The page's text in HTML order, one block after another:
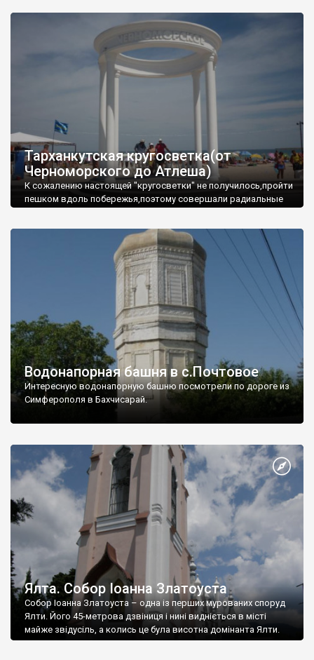
Тарханкутская кругосветка(от
Черноморского до Атлеша)
К сожалению настоящей "кругосветки" не получилось,пройти
пешком вдоль побережья,поэтому совершали радиальные
Водонапорная башня в с.Почтовое
Интересную водонапорную башню посмотрели по дороге из
Симферополя в Бахчисарай.
Ялта. Собор Іоанна Златоуста
Собор Іоанна Златоуста – одна із перших мурованих споруд
Ялти. Його 45-метрова дзвіниця і нині видніється в місті
майже звідусіль, а колись це була висотна домінанта Ялти.